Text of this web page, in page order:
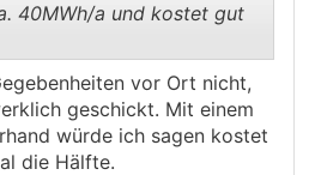
..
40MWh/a und kostet gut
vor Ort nicht,
geschickt. Mit einem
würde ich sagen kostet
die Hälfte.